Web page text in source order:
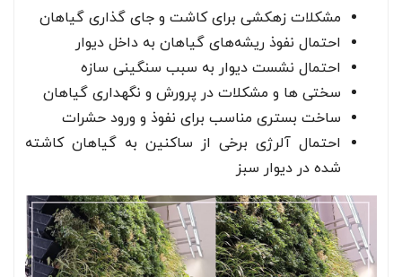
مشکلات زهکشی برای کاشت و جای گذاری گیاهان
احتمال نفوذ ریشه‌های گیاهان به داخل دیوار
احتمال نشست دیوار به سبب سنگینی سازه
سختی ها و مشکلات در پرورش و نگهداری گیاهان
ساخت بستری مناسب برای نفوذ و ورود حشرات
احتمال آلرژی برخی از ساکنین به گیاهان کاشته
شده در دیوار سبز